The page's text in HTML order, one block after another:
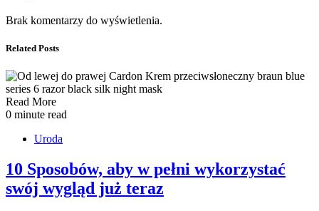
Brak komentarzy do wyświetlenia.
Related Posts
Read More
0 minute read
Uroda
10 Sposobów, aby w pełni wykorzystać
swój wygląd już teraz